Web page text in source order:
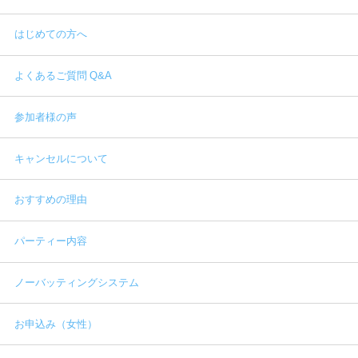
はじめての方へ
よくあるご質問 Q&A
参加者様の声
キャンセルについて
おすすめの理由
パーティー内容
ノーバッティングシステム
お申込み（女性）